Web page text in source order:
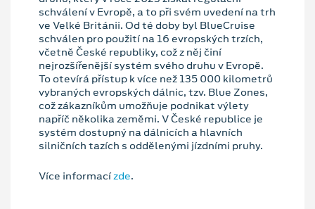
schválení v Evropě, a to při svém uvedení na trh
ve Velké Británii. Od té doby byl BlueCruise
schválen pro použití na 16 evropských trzích,
včetně České republiky, což z něj činí
nejrozšířenější systém svého druhu v Evropě.
To otevírá přístup k více než 135 000 kilometrů
vybraných evropských dálnic, tzv. Blue Zones,
což zákazníkům umožňuje podnikat výlety
napříč několika zeměmi. V České republice je
systém dostupný na dálnicích a hlavních
silničních tazích s oddělenými jízdními pruhy.
Více informacízde.